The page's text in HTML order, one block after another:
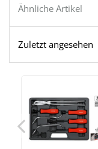
Ähnliche Artikel
Zuletzt angesehen